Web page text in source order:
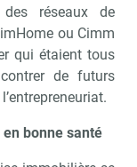
réseaux de
ou Cimm
qui étaient tous
de futurs
bonne santé